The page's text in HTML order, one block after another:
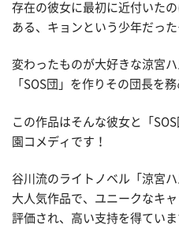
存在の彼女に最初に近付いた
ある、キョンという少年だっ
変わったものが大好きな涼宮
「SOS団」を作りその団長を務
この作品はそんな彼女と「
園コメディです！
谷川流のライトノベル「涼宮
大人気作品で、ユニークなキ
評価され、高い支持を得てい